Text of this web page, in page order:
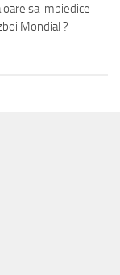
sa impiedice
Mondial ?